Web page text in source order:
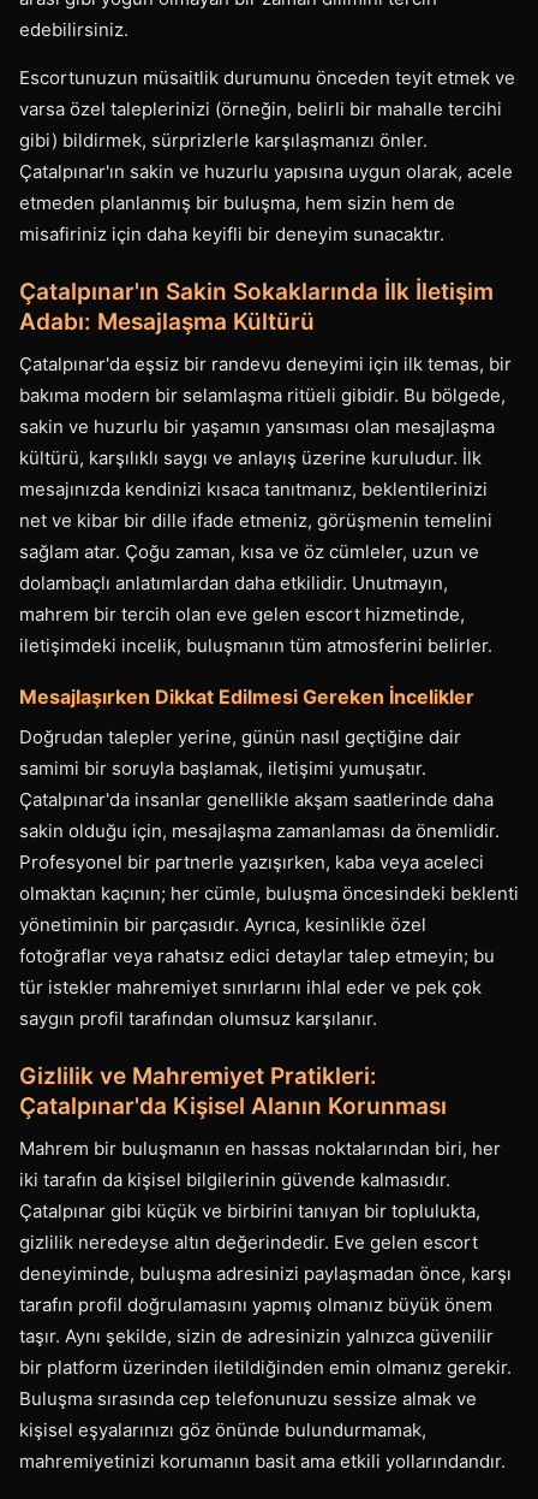
edebilirsiniz.
Escortunuzun müsaitlik durumunu önceden teyit etmek ve
varsa özel taleplerinizi (örneğin, belirli bir mahalle tercihi
gibi) bildirmek, sürprizlerle karşılaşmanızı önler.
Çatalpınar'ın sakin ve huzurlu yapısına uygun olarak, acele
etmeden planlanmış bir buluşma, hem sizin hem de
misafiriniz için daha keyifli bir deneyim sunacaktır.
Çatalpınar'ın Sakin Sokaklarında İlk İletişim
Adabı: Mesajlaşma Kültürü
Çatalpınar'da eşsiz bir randevu deneyimi için ilk temas, bir
bakıma modern bir selamlaşma ritüeli gibidir. Bu bölgede,
sakin ve huzurlu bir yaşamın yansıması olan mesajlaşma
kültürü, karşılıklı saygı ve anlayış üzerine kuruludur. İlk
mesajınızda kendinizi kısaca tanıtmanız, beklentilerinizi
net ve kibar bir dille ifade etmeniz, görüşmenin temelini
sağlam atar. Çoğu zaman, kısa ve öz cümleler, uzun ve
dolambaçlı anlatımlardan daha etkilidir. Unutmayın,
mahrem bir tercih olan eve gelen escort hizmetinde,
iletişimdeki incelik, buluşmanın tüm atmosferini belirler.
Mesajlaşırken Dikkat Edilmesi Gereken İncelikler
Doğrudan talepler yerine, günün nasıl geçtiğine dair
samimi bir soruyla başlamak, iletişimi yumuşatır.
Çatalpınar'da insanlar genellikle akşam saatlerinde daha
sakin olduğu için, mesajlaşma zamanlaması da önemlidir.
Profesyonel bir partnerle yazışırken, kaba veya aceleci
olmaktan kaçının; her cümle, buluşma öncesindeki beklenti
yönetiminin bir parçasıdır. Ayrıca, kesinlikle özel
fotoğraflar veya rahatsız edici detaylar talep etmeyin; bu
tür istekler mahremiyet sınırlarını ihlal eder ve pek çok
saygın profil tarafından olumsuz karşılanır.
Gizlilik ve Mahremiyet Pratikleri:
Çatalpınar'da Kişisel Alanın Korunması
Mahrem bir buluşmanın en hassas noktalarından biri, her
iki tarafın da kişisel bilgilerinin güvende kalmasıdır.
Çatalpınar gibi küçük ve birbirini tanıyan bir toplulukta,
gizlilik neredeyse altın değerindedir. Eve gelen escort
deneyiminde, buluşma adresinizi paylaşmadan önce, karşı
tarafın profil doğrulamasını yapmış olmanız büyük önem
taşır. Aynı şekilde, sizin de adresinizin yalnızca güvenilir
bir platform üzerinden iletildiğinden emin olmanız gerekir.
Buluşma sırasında cep telefonunuzu sessize almak ve
kişisel eşyalarınızı göz önünde bulundurmamak,
mahremiyetinizi korumanın basit ama etkili yollarındandır.